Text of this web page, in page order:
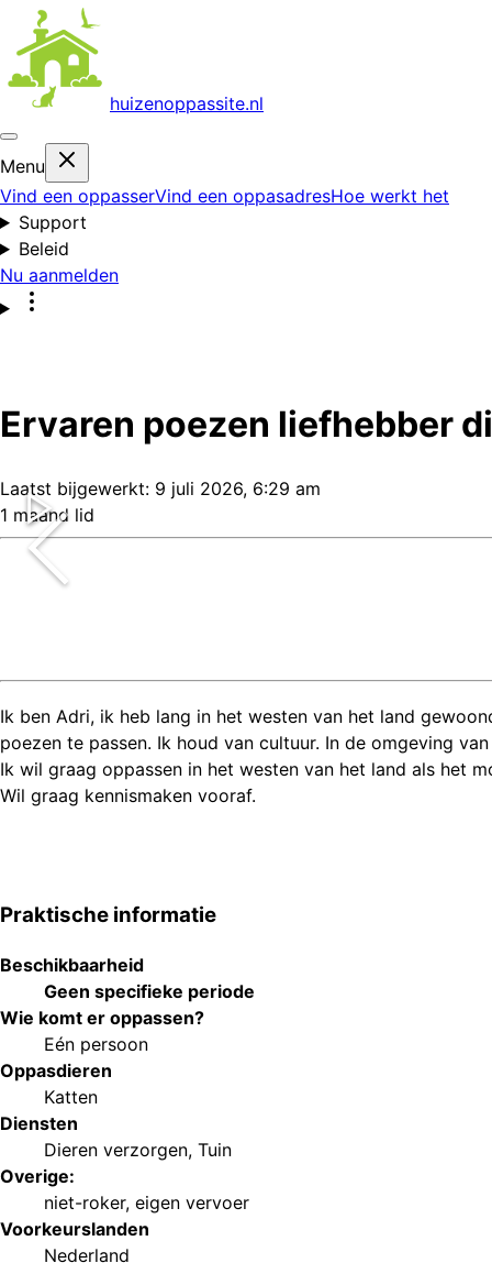
huizenoppassite.nl
Menu
Vind een oppasserVind een oppasadresHoe werkt het
Support
Beleid
Nu aanmelden
Ervaren poezen liefhebber
Laatst bijgewerkt: 9 juli 2026, 6:29 am
1 maand lid
Ik ben Adri, ik heb lang in het westen van het land
poezen te passen. Ik houd van cultuur. In de omgeving
Ik wil graag oppassen in het westen van het land als het
Wil graag kennismaken vooraf.
Praktische informatie
Beschikbaarheid
Geen specifieke periode
Wie komt er oppassen?
Eén persoon
Oppasdieren
Katten
Diensten
Dieren verzorgen, Tuin
Overige:
niet-roker, eigen vervoer
Voorkeurslanden
Nederland